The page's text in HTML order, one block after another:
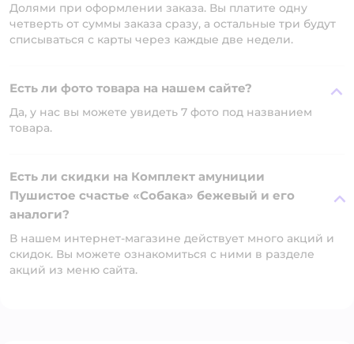
Долями при оформлении заказа. Вы платите одну
четверть от суммы заказа сразу, а остальные три будут
списываться с карты через каждые две недели.
Есть ли фото товара на нашем сайте?
Да, у нас вы можете увидеть 7 фото под названием
товара.
Есть ли скидки на Комплект амуниции
Пушистое счастье «Собака» бежевый и его
аналоги?
В нашем интернет-магазине действует много акций и
скидок. Вы можете ознакомиться с ними в разделе
акций из меню сайта.